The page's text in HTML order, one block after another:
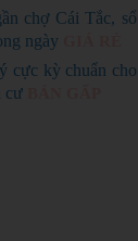
chợ Cái Tắc, sổ
ngày
cực kỳ chuẩn cho
cư